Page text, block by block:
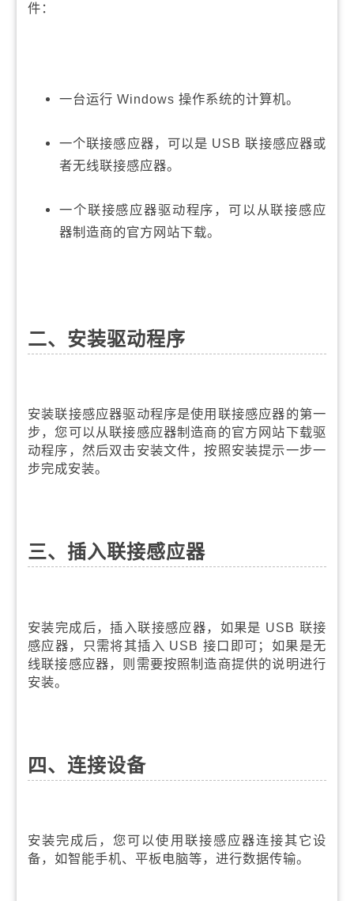
件：
一台运行 Windows 操作系统的计算机。
一个联接感应器，可以是 USB 联接感应器或
者无线联接感应器。
一个联接感应器驱动程序，可以从联接感应
器制造商的官方网站下载。
二、安装驱动程序
安装联接感应器驱动程序是使用联接感应器的第一
步，您可以从联接感应器制造商的官方网站下载驱
动程序，然后双击安装文件，按照安装提示一步一
步完成安装。
三、插入联接感应器
安装完成后，插入联接感应器，如果是 USB 联接
感应器，只需将其插入 USB 接口即可；如果是无
线联接感应器，则需要按照制造商提供的说明进行
安装。
四、连接设备
安装完成后，您可以使用联接感应器连接其它设
备，如智能手机、平板电脑等，进行数据传输。